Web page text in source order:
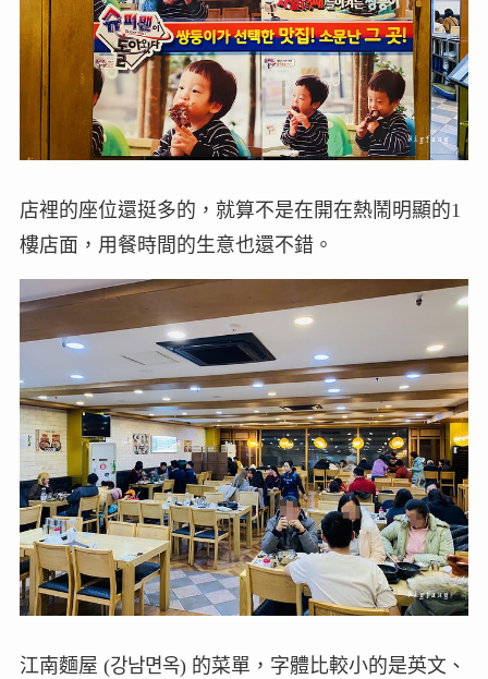
店裡的座位還挺多的，就算不是在開在熱鬧明顯的1
樓店面，用餐時間的生意也還不錯。
江南麵屋 (강남면옥) 的菜單，字體比較小的是英文、